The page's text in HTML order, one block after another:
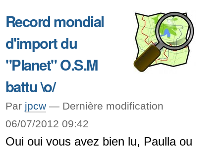
de
Thomas
Baumgartner
ANTIBUZZ
-
Record mondial
d'import du
"Planet" O.S.M
battu \o/
Par jpcw— Dernière modification
06/07/2012 09:42
Oui oui vous avez bien lu, Paulla ou